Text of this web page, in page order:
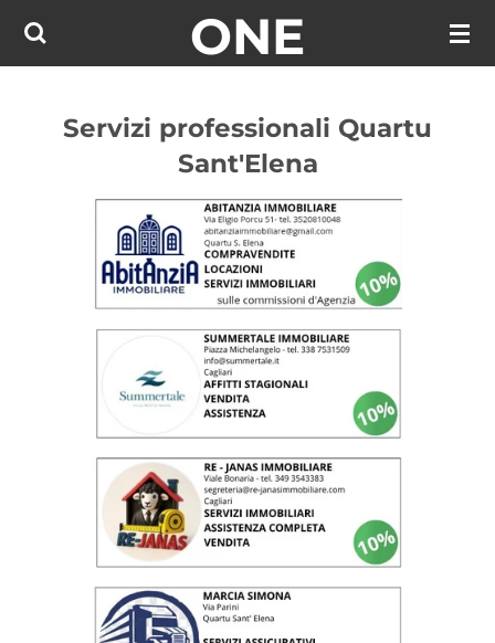
Vai
principale
ONE
Servizi professionali Quartu
Sant'Elena